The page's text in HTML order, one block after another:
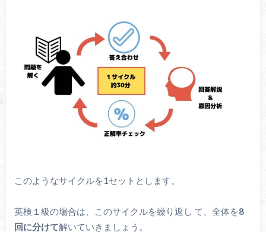
このようなサイクルを1セットとします。
英検１級の場合は、このサイクルを繰り返し て、全体を8
回に分けて解いていきましょう。